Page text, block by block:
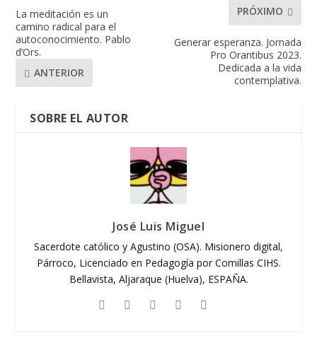
La meditación es un
camino radical para el
autoconocimiento. Pablo
d’Ors.
ANTERIOR
PRÓXIMO
Generar esperanza. Jornada
Pro Orantibus 2023.
Dedicada a la vida
contemplativa.
SOBRE EL AUTOR
José Luis Miguel
Sacerdote católico y Agustino (OSA). Misionero digital,
Párroco, Licenciado en Pedagogía por Comillas CIHS.
Bellavista, Aljaraque (Huelva), ESPAÑA.